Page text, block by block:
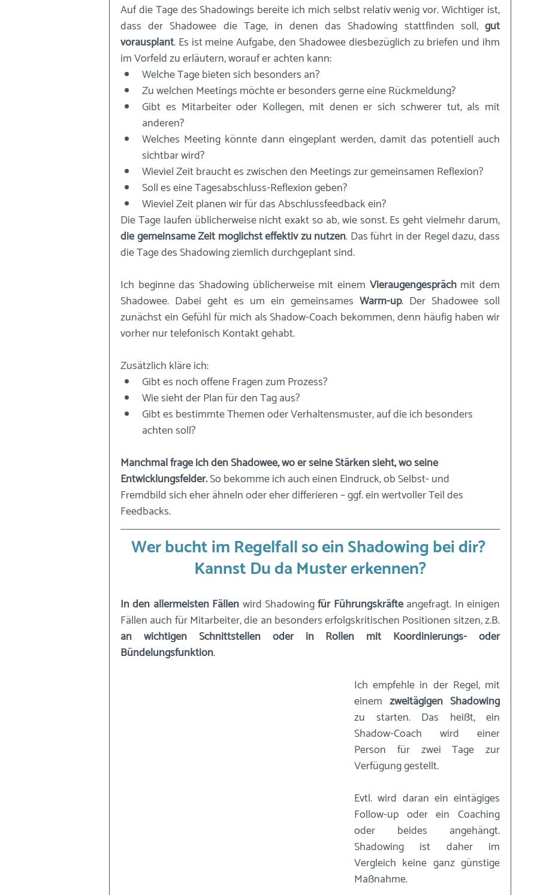
Auf die Tage des Shadowings bereite ich mich selbst relativ wenig vor. Wichtiger ist,
dass der Shadowee die Tage, in denen das Shadowing stattfinden soll, gut
vorausplant. Es ist meine Aufgabe, den Shadowee diesbezüglich zu briefen und ihm
im Vorfeld zu erläutern, worauf er achten kann:
Welche Tage bieten sich besonders an?
Zu welchen Meetings möchte er besonders gerne eine Rückmeldung?
Gibt es Mitarbeiter oder Kollegen, mit denen er sich schwerer tut, als mit
anderen?
Welches Meeting könnte dann eingeplant werden, damit das potentiell auch
sichtbar wird?
Wieviel Zeit braucht es zwischen den Meetings zur gemeinsamen Reflexion?
Soll es eine Tagesabschluss-Reflexion geben?
Wieviel Zeit planen wir für das Abschlussfeedback ein?
die gemeinsame Zeit möglichst effektiv zu nutzen. Das führt in der Regel dazu, dass
die Tage des Shadowing ziemlich durchgeplant sind.
Ich beginne das Shadowing üblicherweise mit einem Vieraugengespräch mit dem
Shadowee. Dabei geht es um ein gemeinsames Warm-up. Der Shadowee soll
zunächst ein Gefühl für mich als Shadow-Coach bekommen, denn häufig haben wir
vorher nur telefonisch Kontakt gehabt.
Zusätzlich kläre ich:
Gibt es noch offene Fragen zum Prozess?
Wie sieht der Plan für den Tag aus?
Gibt es bestimmte Themen oder Verhaltensmuster, auf die ich besonders
achten soll?
Manchmal frage ich den Shadowee, wo er seine Stärken sieht, wo seine
Entwicklungsfelder. So bekomme ich auch einen Eindruck, ob Selbst- und
Fremdbild sich eher ähneln oder eher differieren – ggf. ein wertvoller Teil des
Feedbacks.
Wer bucht im Regelfall so ein Shadowing bei dir?
Kannst Du da Muster erkennen?
In den allermeisten Fällen wird Shadowing für Führungskräfte angefragt. In einigen
an wichtigen Schnittstellen oder in Rollen mit Koordinierungs- oder
Bündelungsfunktion.
Ich empfehle in der Regel, mit
einem zweitägigen Shadowing
zu starten. Das heißt, ein
Shadow-Coach wird einer
Person für zwei Tage zur
Verfügung gestellt.
Evtl. wird daran ein eintägiges
Follow-up oder ein Coaching
oder beides angehängt.
Shadowing ist daher im
Vergleich keine ganz günstige
Maßnahme.